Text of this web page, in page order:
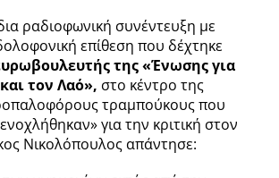
ραδιοφωνική συνέντευξη με
επίθεση που δέχτηκε
της «Ένωσης για
τον Λαό», στο κέντρο της
τραμπούκους που
για την κριτική στον
Νικολόπουλος απάντησε: